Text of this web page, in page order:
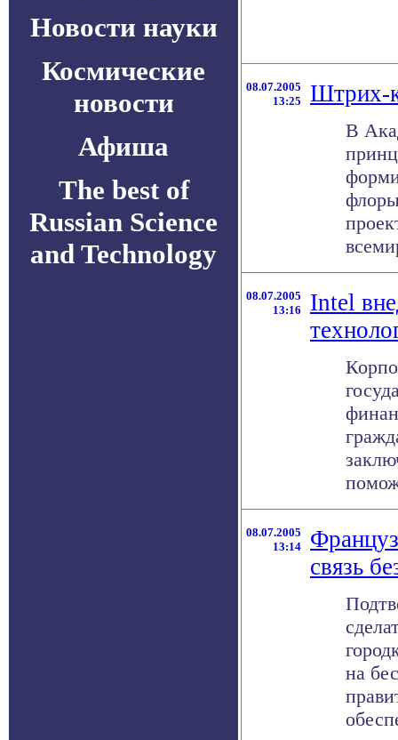
Новости науки
Космические
новости
Афиша
The best of
Russian Science
and Technology
08.07.2005
13:25
Штрих-
В
08.07.2005
13:16
Intel
08.07.2005
13:14
связь
на